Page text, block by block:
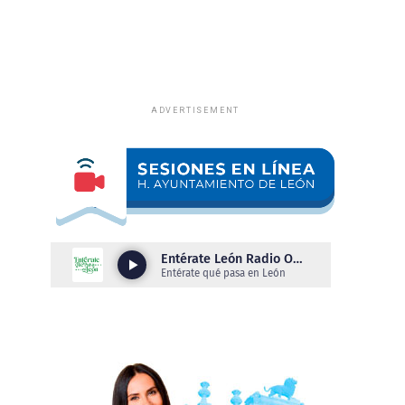
ADVERTISEMENT